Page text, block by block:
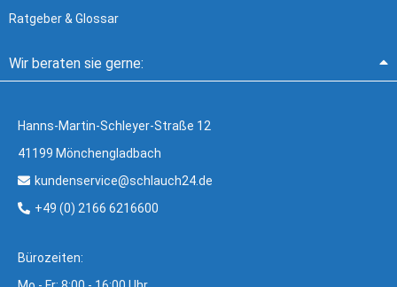
Ratgeber & Glossar
Wir beraten sie gerne:
Hanns-Martin-Schleyer-Straße 12
41199 Mönchengladbach
kundenservice@schlauch24.de
+49 (0) 2166 6216600
Bürozeiten: